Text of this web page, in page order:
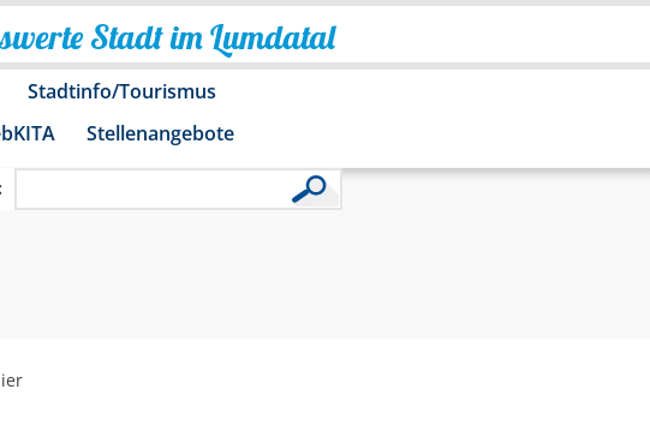
Stadt im Lumdatal
Stadtinfo/Tourismus
Stellenangebote